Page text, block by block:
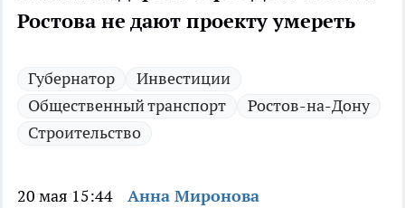
Ростова не дают проекту умереть
Губернатор
Инвестиции
Общественный транспорт
Ростов-на-Дону
Строительство
20 мая 15:44 Анна Миронова